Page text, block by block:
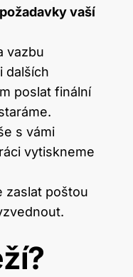
vaší
vazbu
dalších
poslat finální
s vámi
vytiskneme
zaslat poštou